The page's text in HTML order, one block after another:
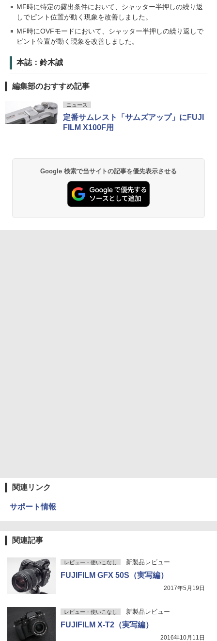
MF時に特定の露出条件において、シャッター半押しの繰り返
しでピント位置が動く現象を改善しました。
MF時にOVFモードにおいて、シャッター半押しの繰り返しで
ピント位置が動く現象を改善しました。
本誌：鈴木誠
編集部のおすすめ記事
ニュース
定番サムレスト「サムズアップ」にFUJI
FILM X100F用
Google 検索で当サイトの記事を優先表示させる
関連リンク
サポート情報
関連記事
レビュー・使いこなし 新製品レビュー
FUJIFILM GFX 50S（実写編）
2017年5月19日
レビュー・使いこなし 新製品レビュー
FUJIFILM X-T2（実写編）
2016年10月11日